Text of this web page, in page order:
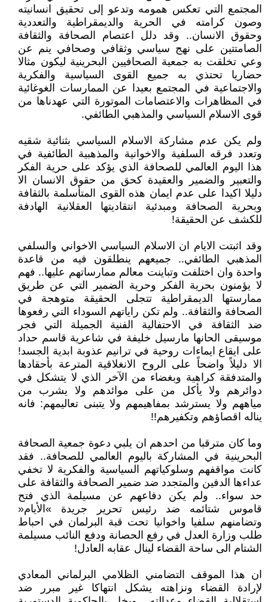
المجتمع التي‮ ‬تعكس همومه وتدعو إلى تحقيق انسانيته
وصون كرامته في‮ ‬الحرية والديمقراطية والتعددية
وحقوق الانسان‮.. ‬وقد دلل اعتصام الصحافة والثقافة
الصامتتين على نهج سياسي‮ ‬وثقافي‮ ‬وصحافي‮ ‬ينم عن
وعي‮ ‬تخلقت به جمعية الصحافيين البحرينية ليكون مثالا
حضاريا تحتذي‮ ‬به جميع القوى السياسية والفكرية
والاجتماعية في‮ ‬المجتمع بعيدا عن الممارسات الغوغائية
في‮ ‬المظاهرات والاعتصامات الموتورة التي‮ ‬عهدناها من
قوى الاسلام السياسي‮ ‬والمذهبي‮ ‬الطائفي‮.‬
ولم‮ ‬يكن عدم مشاركة الاسلام السياسي‮ ‬بثنائية شقيه
وتعدد فرقه السلفية والاخوانية والمذهبية الطائفية في‮
‬هذا اليوم العالمي‮ ‬للصحافة الذي‮ ‬يؤكد على حرية الفكر
والتعبير والضمير والعقيدة كحق من حقوق الانسان الا
دليلا اكيدا على عدم ايمان هذه القوى المتأسلمة بالثقافة
وبحرية الصحافة ومبدئية انتقاديتها العقلانية الهادفة
للكشف عن الحقيقة‮!‬
وقد اثبتت الايام ان الاسلام السياسي‮ ‬الاخواني‮ ‬والسلفي‮
‬المذهبي‮ ‬الطائفي‮.. ‬جميعهم‮ ‬ينطلقون فيه من قاعدة
واحدة وان اختلفت وتباينت معالم ممارساتهم عليها‮.. ‬فهم
لا‮ ‬يؤمنون بحرية الفكر وحرية الضمير التي‮ ‬عن طريق
ممارستها الديمقراطية تتجلى الحقيقة متوهجة في‮
‬الصحافة والثقافة‮.. ‬ولم تكن راياتهم السوداء التي‮ ‬رفعوها
ضد الثقافة في‮ ‬الاحتفالية الفنية الجميلة التي‮ ‬فجر
موسيقى الحانها مارسيل خليفة في‮ ‬شاعرية قاسم حداد
على ايقاع ايماءات روحية في‮ ‬ترانيم عذوبة ابدية الجسد‮!
‬الا دليلاً‮ ‬واضحاً‮ ‬على الروح الانغلاقية المترعة بأحقادها
والمتدفقة كراهية وبغضاء من الآخر الذي‮ ‬لا‮ ‬يتشكل في‮
‬دوائرهم ولا‮ ‬يأكل من على موائدهم ولا‮ ‬يشرب من
مياههم ولا‮ ‬يسترشد بمفاهيمهم ولا‮ ‬يتبنى تعاليمهم‮: ‬فانه‮
‬يناله اقصاؤهم وتكفيرهم‮!!‬
وما كان مترقبا من احدهم ان‮ ‬يلبي‮ ‬دعوة جمعية الصحافة
البحرينية في‮ ‬المشاركة باليوم العالمي‮ ‬للصحافة‮.. ‬فقد
كانت مواقفهم وسلوكياتهم السياسية والفكرية لا تخفي‮
‬عداءها الدفين والمتجدد ضد ضمير الصحافة والثقافة على
حد سواء‮.. ‬ولم‮ ‬يكن دفاعهم عن مسيلمة الذي‮ ‬فتح
قاموس شتائمه ضد رئيس تحرير جريدة‮ »‬الأيام‮«
‬وتضامنهم سلفيا واخوانيا تحت قبة البرلمان في‮ ‬احباط
طلب وزارة العدل في‮ ‬رفع الحصانة ودفع النائب مسيلمة
الشتام الى ساحة القضاء لينال عقابه العادل‮!‬
ان هذا الموقف التضامني‮ ‬الظلامي‮ ‬البرلماني‮ ‬المعادي‮
‬لإرادة القضاء ونزاهته‮ ‬يشكل انتهاكا‮ ‬غير مبرر ضد